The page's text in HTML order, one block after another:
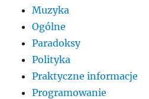
Muzyka
Ogólne
Paradoksy
Polityka
Praktyczne informacje
Programowanie